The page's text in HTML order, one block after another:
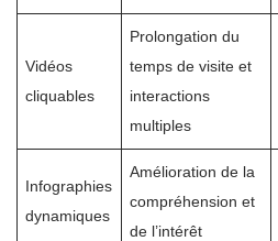
Vidéos
cliquables
Prolongation du
temps de visite et
interactions
multiples
Infographies
dynamiques
Amélioration de la
compréhension et
de l’intérêt